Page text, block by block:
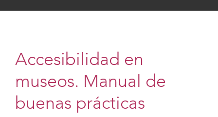
Accesibilidad en
museos. Manual de
buenas prácticas